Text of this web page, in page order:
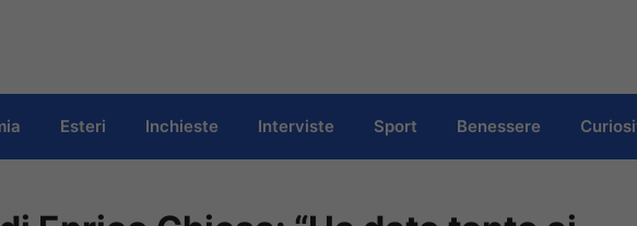
Esteri Inchieste Interviste Sport Benessere